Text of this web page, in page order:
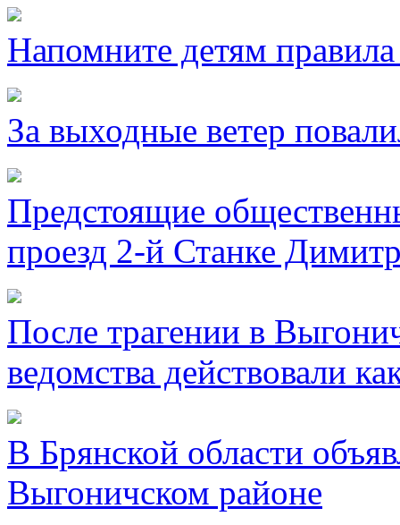
Напомните детям
За выходные ветер
Предстоящие
проезд 2-й Станке
После трагении в
ведомства действовали
В Брянской области
Выгоничском районе